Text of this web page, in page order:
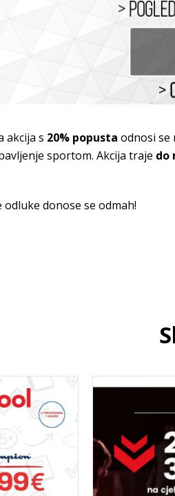
akcija s 20% popusta odnosi se
sportom. Akcija traje do
odluke donose se odmah!